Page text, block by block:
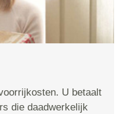
U betaalt
die daadwerkelijk